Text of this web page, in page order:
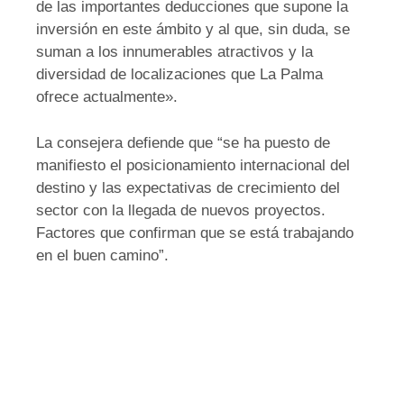
de las importantes deducciones que supone la
inversión en este ámbito y al que, sin duda, se
suman a los innumerables atractivos y la
diversidad de localizaciones que La Palma
ofrece actualmente».
La consejera defiende que “se ha puesto de
manifiesto el posicionamiento internacional del
destino y las expectativas de crecimiento del
sector con la llegada de nuevos proyectos.
Factores que confirman que se está trabajando
en el buen camino”.